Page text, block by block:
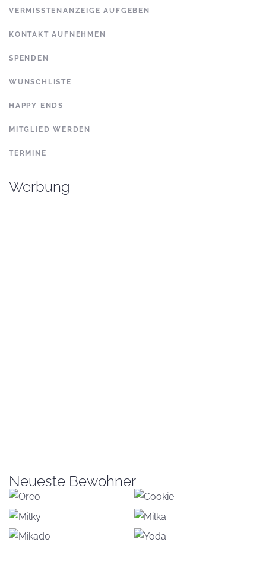
VERMISSTENANZEIGE AUFGEBEN
KONTAKT AUFNEHMEN
SPENDEN
WUNSCHLISTE
HAPPY ENDS
MITGLIED WERDEN
TERMINE
Werbung
Neueste Bewohner